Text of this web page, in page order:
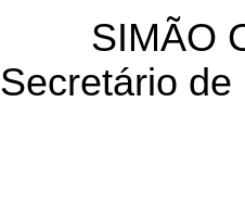
SIMÃO
Secretário de